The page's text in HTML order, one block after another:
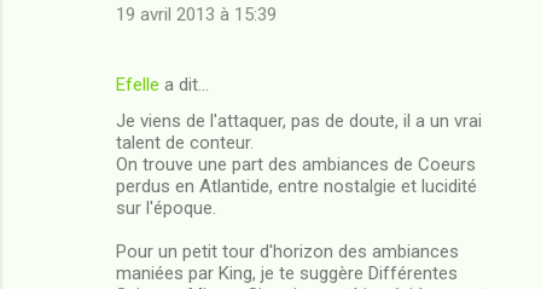
19 avril 2013 à 15:39
Efelle a dit…
Je viens de l'attaquer, pas de doute, il a un vrai
talent de conteur.
On trouve une part des ambiances de Coeurs
perdus en Atlantide, entre nostalgie et lucidité
sur l'époque.
Pour un petit tour d'horizon des ambiances
maniées par King, je te suggère Différentes